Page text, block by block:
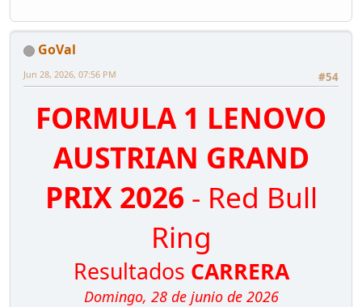
GoVal
#54
Jun 28, 2026, 07:56 PM
FORMULA 1 LENOVO
AUSTRIAN GRAND
PRIX 2026 - Red Bull
Ring
Resultados CARRERA
Domingo, 28 de junio de 2026